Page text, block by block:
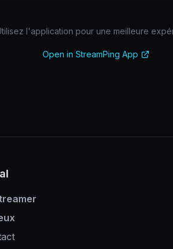
l'application pour une meilleure
Open in StreamPing App